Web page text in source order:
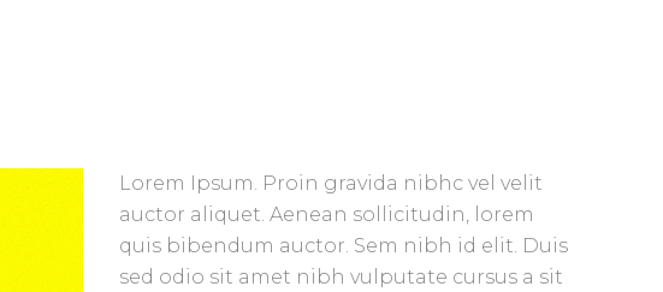
Lorem Ipsum. Proin gravida nibhc vel velit
auctor aliquet. Aenean sollicitudin, lorem
quis bibendum auctor. Sem nibh id elit. Duis
sed odio sit amet nibh vulputate cursus a sit